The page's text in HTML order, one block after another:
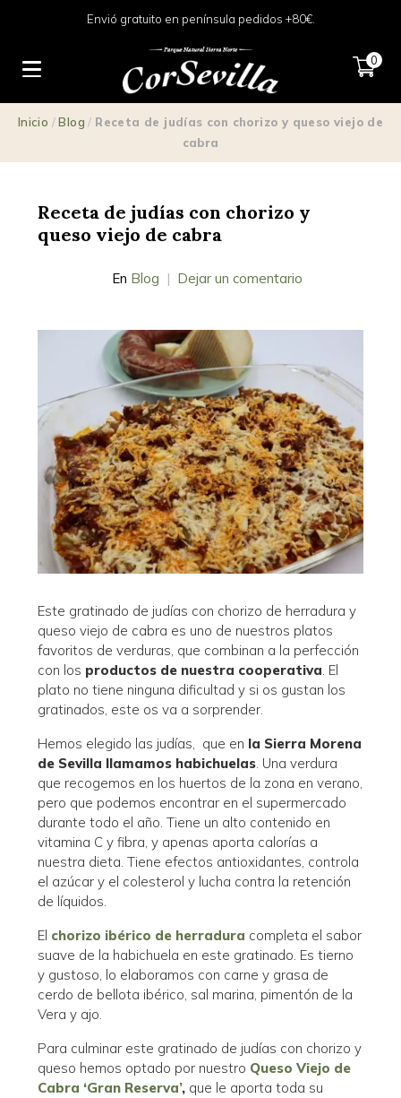
Envió gratuito en península pedidos +80€.
0
Inicio /Blog / Receta de judías con chorizo y queso viejo de
cabra
Receta de judías con chorizo y
queso viejo de cabra
En Blog Dejar un comentario
Este gratinado de judías con chorizo de herradura y
queso viejo de cabra es uno de nuestros platos
favoritos de verduras, que combinan a la perfección
con los productos de nuestra cooperativa. El
plato no tiene ninguna dificultad y si os gustan los
gratinados, este os va a sorprender.
Hemos elegido las judías, que en la Sierra Morena
de Sevilla llamamos habichuelas. Una verdura
que recogemos en los huertos de la zona en verano,
pero que podemos encontrar en el supermercado
durante todo el año. Tiene un alto contenido en
vitamina C y fibra, y apenas aporta calorías a
nuestra dieta. Tiene efectos antioxidantes, controla
el azúcar y el colesterol y lucha contra la retención
de líquidos.
El chorizo ibérico de herradura completa el sabor
suave de la habichuela en este gratinado. Es tierno
y gustoso, lo elaboramos con carne y grasa de
cerdo de bellota ibérico, sal marina, pimentón de la
Vera y ajo.
Para culminar este gratinado de judías con chorizo y
queso hemos optado por nuestro Queso Viejo de
Cabra ‘Gran Reserva’, que le aporta toda su